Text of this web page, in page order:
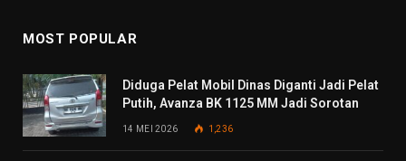
MOST POPULAR
Diduga Pelat Mobil Dinas Diganti Jadi Pelat
Putih, Avanza BK 1125 MM Jadi Sorotan
14 MEI 2026 1,236